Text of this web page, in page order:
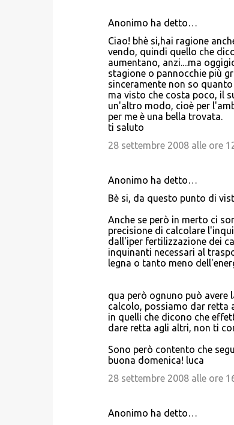
Anonimo ha detto…
Ciao! bhè si,hai ragione
vendo, quindi quello che
aumentano, anzi....ma
stagione o pannocchie più
sinceramente non so
ma visto che costa poco, il
un'altro modo, cioè per
per me è una bella trovata.
ti saluto
28 settembre 2008 alle ore
Anonimo ha detto…
Bè si, da questo punto di
Anche se però in merto ci
precisione di calcolare
dall'iper fertilizzazione dei
inquinanti necessari al
legna o tanto meno
qua però ognuno può avere
calcolo, possiamo dar retta
in quelli che dicono che
dare retta agli altri, non ti
Sono però contento che
buona domenica! luca
28 settembre 2008 alle ore
Anonimo ha detto…